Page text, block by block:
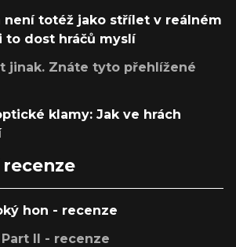
není totéž jako střílet v reálném
to dost hráčů myslí
jinak. Znáte tyto přehlížené
klamy: Jak ve hrách
hon - recenze
II - recenze